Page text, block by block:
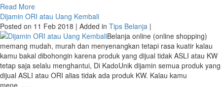
biasa ada di Tokopedia atau Marketplace lainnya? Engga perlu
bingung karena KadoUnik akan mencoba memberikan penjelasan
yang singkat. Keduanya menjanjikan tiba di hari yang sama tetapi
sebenarnya ada 2 per........
0 comments on this article -view comments
Read More
Dijamin ORI atau Uang Kembali
Posted on 11 Feb 2018 | Added inTips Belanja |